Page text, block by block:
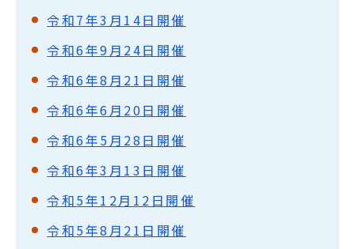
令和7年3月14日開催
令和6年9月24日開催
令和6年8月21日開催
令和6年6月20日開催
令和6年5月28日開催
令和6年3月13日開催
令和5年12月12日開催
令和5年8月21日開催